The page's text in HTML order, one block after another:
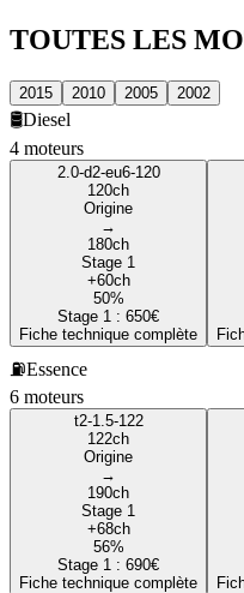
TOUTES LES
2015 2010 2005 2002
🛢️Diesel
4 moteurs
2.0-d2-eu6-120
120ch
Origine
→
180ch
Stage 1
+60ch
50%
Stage 1 : 650€
Fiche technique complète
⛽Essence
6 moteurs
t2-1.5-122
122ch
Origine
→
190ch
Stage 1
+68ch
56%
Stage 1 : 690€
Fiche technique complète